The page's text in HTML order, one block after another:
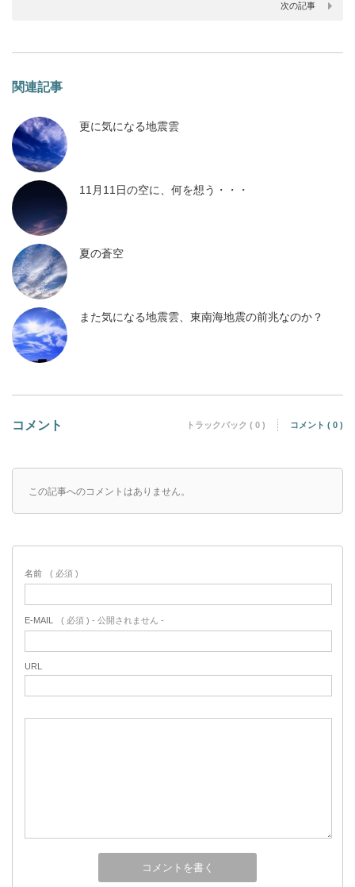
次の記事
関連記事
更に気になる地震雲
11月11日の空に、何を想う・・・
夏の蒼空
また気になる地震雲、東南海地震の前兆なのか？
コメント トラックバック ( 0 ) コメント ( 0 )
この記事へのコメントはありません。
名前 ( 必須 )
E-MAIL ( 必須 ) - 公開されません -
URL